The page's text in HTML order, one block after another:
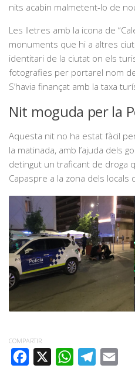
nits acabin malmetent-lo de
Les lletres amb la icona de
monuments que hi a altres
identitari de la ciutat on els
fotografies per portarel nom
S’havia finançat amb la taxa
Nit moguda per la
Aquesta nit no ha estat fàcil
la matinada, amb l’ajuda dels
detingut un traficant de droga
Capaspre a la zona dels locals
COMPARTIR
FACEBOOK
WHATSAPPTELEGRAM